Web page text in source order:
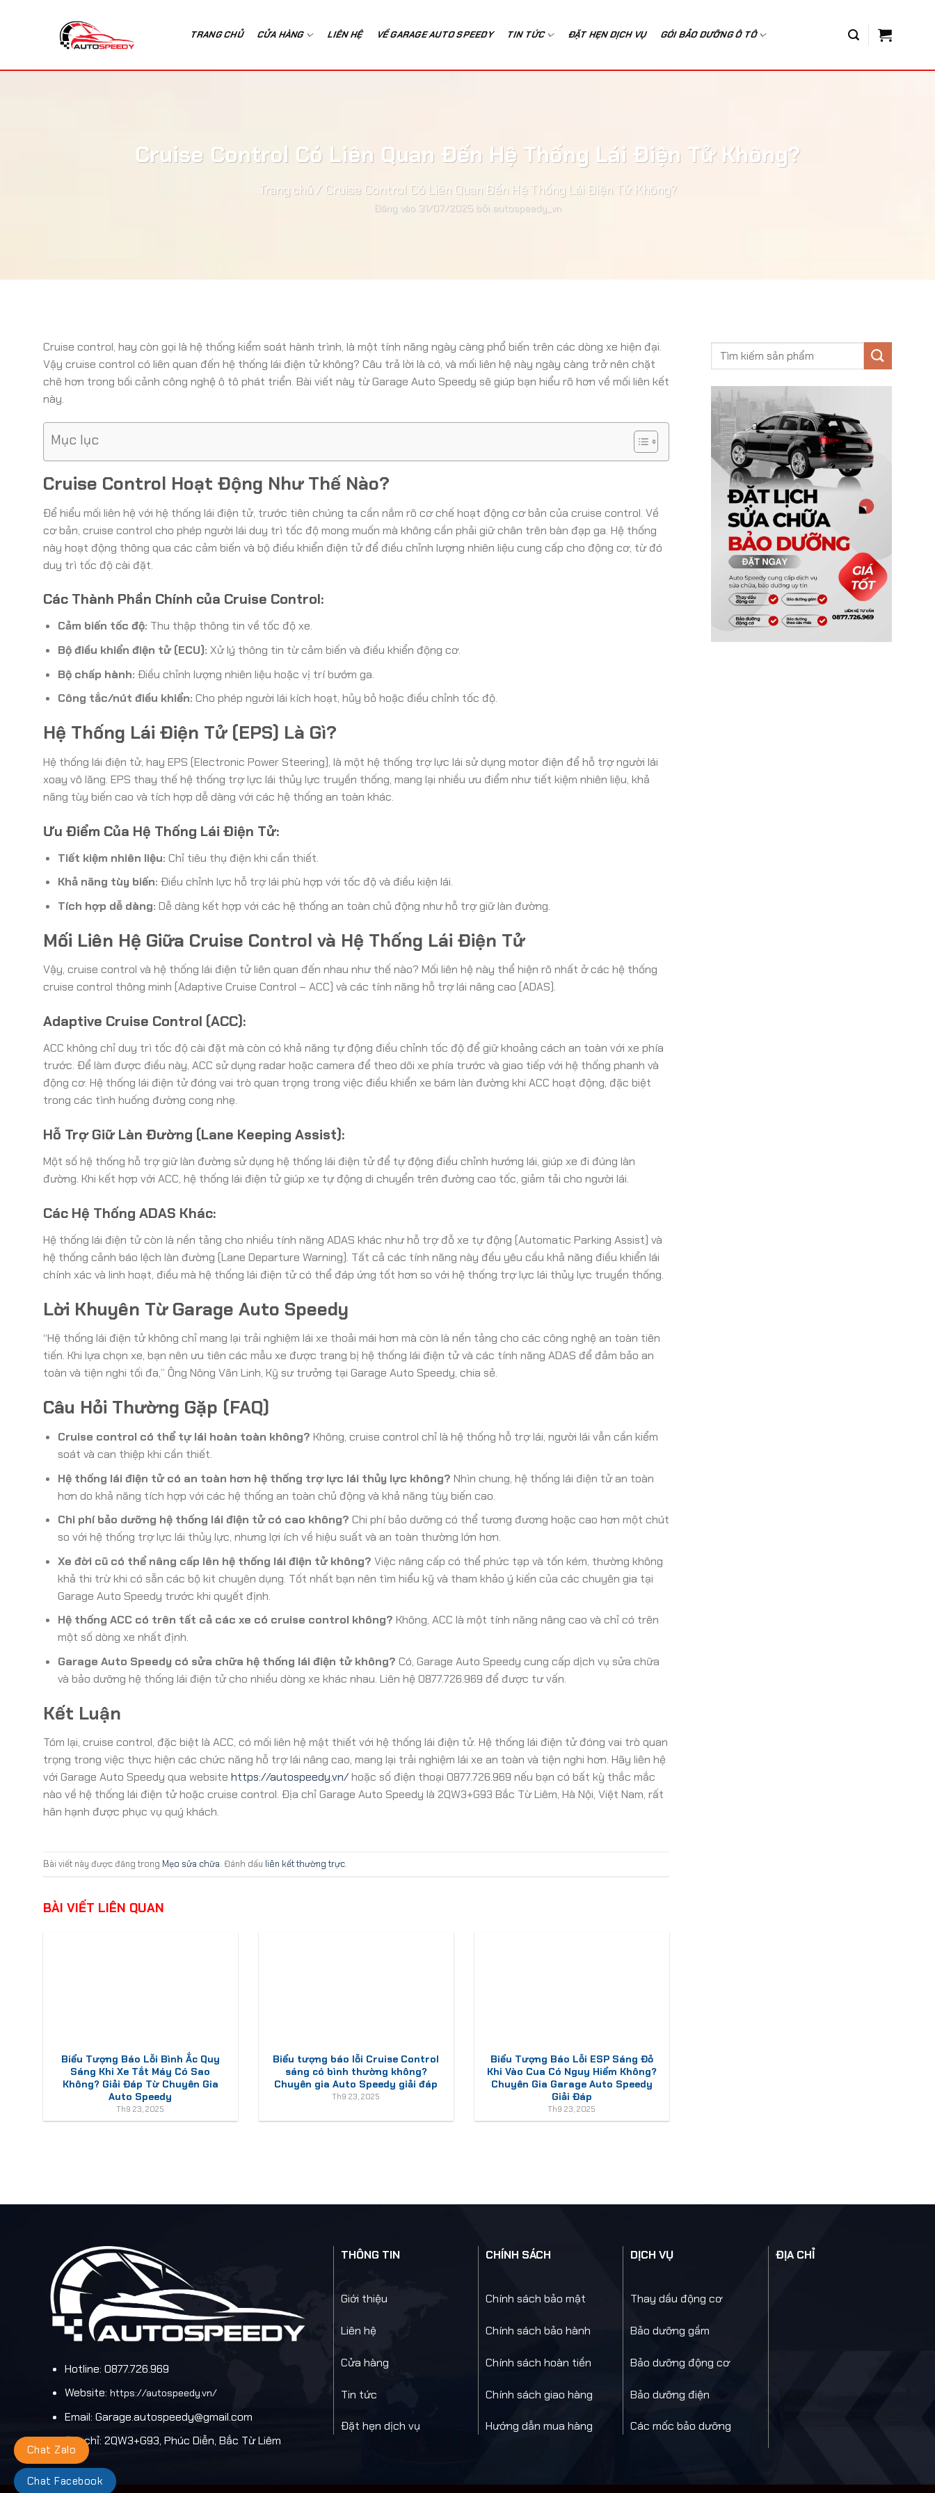
TRANG CHỦ CỬA HÀNG LIÊN HỆ VỀ GARAGE AUTO SPEEDY TIN TỨC ĐẶT HẸN DỊCH VỤ GÓI BẢO DƯỠNG Ô TÔ
Cruise Control Có Liên Quan Đến Hệ Thống Lái Điện Tử Không?
Trang chủ/ Cruise Control Có Liên Quan Đến Hệ Thống Lái Điện Tử Không?
Đăng vào 31/07/2025 bởi autospeedy_vn
Cruise control, hay còn gọi là hệ thống kiểm soát hành trình, là một tính năng ngày càng phổ biến trên các dòng xe hiện đại.
Vậy cruise control có liên quan đến hệ thống lái điện tử không? Câu trả lời là có, và mối liên hệ này ngày càng trở nên chặt
chẽ hơn trong bối cảnh công nghệ ô tô phát triển. Bài viết này từ Garage Auto Speedy sẽ giúp bạn hiểu rõ hơn về mối liên kết
này.
Mục lục
Cruise Control Hoạt Động Như Thế Nào?
Để hiểu mối liên hệ với hệ thống lái điện tử, trước tiên chúng ta cần nắm rõ cơ chế hoạt động cơ bản của cruise control. Về
cơ bản, cruise control cho phép người lái duy trì tốc độ mong muốn mà không cần phải giữ chân trên bàn đạp ga. Hệ thống
này hoạt động thông qua các cảm biến và bộ điều khiển điện tử để điều chỉnh lượng nhiên liệu cung cấp cho động cơ, từ đó
duy trì tốc độ cài đặt.
Các Thành Phần Chính của Cruise Control:
Cảm biến tốc độ: Thu thập thông tin về tốc độ xe.
Bộ điều khiển điện tử (ECU): Xử lý thông tin từ cảm biến và điều khiển động cơ.
Bộ chấp hành: Điều chỉnh lượng nhiên liệu hoặc vị trí bướm ga.
Công tắc/nút điều khiển: Cho phép người lái kích hoạt, hủy bỏ hoặc điều chỉnh tốc độ.
Hệ Thống Lái Điện Tử (EPS) Là Gì?
Hệ thống lái điện tử, hay EPS (Electronic Power Steering), là một hệ thống trợ lực lái sử dụng motor điện để hỗ trợ người lái
xoay vô lăng. EPS thay thế hệ thống trợ lực lái thủy lực truyền thống, mang lại nhiều ưu điểm như tiết kiệm nhiên liệu, khả
năng tùy biến cao và tích hợp dễ dàng với các hệ thống an toàn khác.
Ưu Điểm Của Hệ Thống Lái Điện Tử:
Tiết kiệm nhiên liệu: Chỉ tiêu thụ điện khi cần thiết.
Khả năng tùy biến: Điều chỉnh lực hỗ trợ lái phù hợp với tốc độ và điều kiện lái.
Tích hợp dễ dàng: Dễ dàng kết hợp với các hệ thống an toàn chủ động như hỗ trợ giữ làn đường.
Mối Liên Hệ Giữa Cruise Control và Hệ Thống Lái Điện Tử
Vậy, cruise control và hệ thống lái điện tử liên quan đến nhau như thế nào? Mối liên hệ này thể hiện rõ nhất ở các hệ thống
cruise control thông minh (Adaptive Cruise Control – ACC) và các tính năng hỗ trợ lái nâng cao (ADAS).
Adaptive Cruise Control (ACC):
ACC không chỉ duy trì tốc độ cài đặt mà còn có khả năng tự động điều chỉnh tốc độ để giữ khoảng cách an toàn với xe phía
trước. Để làm được điều này, ACC sử dụng radar hoặc camera để theo dõi xe phía trước và giao tiếp với hệ thống phanh và
động cơ. Hệ thống lái điện tử đóng vai trò quan trọng trong việc điều khiển xe bám làn đường khi ACC hoạt động, đặc biệt
trong các tình huống đường cong nhẹ.
Hỗ Trợ Giữ Làn Đường (Lane Keeping Assist):
Một số hệ thống hỗ trợ giữ làn đường sử dụng hệ thống lái điện tử để tự động điều chỉnh hướng lái, giúp xe đi đúng làn
đường. Khi kết hợp với ACC, hệ thống lái điện tử giúp xe tự động di chuyển trên đường cao tốc, giảm tải cho người lái.
Các Hệ Thống ADAS Khác:
Hệ thống lái điện tử còn là nền tảng cho nhiều tính năng ADAS khác như hỗ trợ đỗ xe tự động (Automatic Parking Assist) và
hệ thống cảnh báo lệch làn đường (Lane Departure Warning). Tất cả các tính năng này đều yêu cầu khả năng điều khiển lái
chính xác và linh hoạt, điều mà hệ thống lái điện tử có thể đáp ứng tốt hơn so với hệ thống trợ lực lái thủy lực truyền thống.
Lời Khuyên Từ Garage Auto Speedy
“Hệ thống lái điện tử không chỉ mang lại trải nghiệm lái xe thoải mái hơn mà còn là nền tảng cho các công nghệ an toàn tiên
tiến. Khi lựa chọn xe, bạn nên ưu tiên các mẫu xe được trang bị hệ thống lái điện tử và các tính năng ADAS để đảm bảo an
toàn và tiện nghi tối đa,” Ông Nông Văn Linh, Kỹ sư trưởng tại Garage Auto Speedy, chia sẻ.
Câu Hỏi Thường Gặp (FAQ)
Cruise control có thể tự lái hoàn toàn không? Không, cruise control chỉ là hệ thống hỗ trợ lái, người lái vẫn cần kiểm
soát và can thiệp khi cần thiết.
Hệ thống lái điện tử có an toàn hơn hệ thống trợ lực lái thủy lực không? Nhìn chung, hệ thống lái điện tử an toàn
hơn do khả năng tích hợp với các hệ thống an toàn chủ động và khả năng tùy biến cao.
Chi phí bảo dưỡng hệ thống lái điện tử có cao không? Chi phí bảo dưỡng có thể tương đương hoặc cao hơn một chút
so với hệ thống trợ lực lái thủy lực, nhưng lợi ích về hiệu suất và an toàn thường lớn hơn.
Xe đời cũ có thể nâng cấp lên hệ thống lái điện tử không? Việc nâng cấp có thể phức tạp và tốn kém, thường không
khả thi trừ khi có sẵn các bộ kit chuyên dụng. Tốt nhất bạn nên tìm hiểu kỹ và tham khảo ý kiến của các chuyên gia tại
Garage Auto Speedy trước khi quyết định.
Hệ thống ACC có trên tất cả các xe có cruise control không? Không, ACC là một tính năng nâng cao và chỉ có trên
một số dòng xe nhất định.
Garage Auto Speedy có sửa chữa hệ thống lái điện tử không? Có, Garage Auto Speedy cung cấp dịch vụ sửa chữa
và bảo dưỡng hệ thống lái điện tử cho nhiều dòng xe khác nhau. Liên hệ 0877.726.969 để được tư vấn.
Kết Luận
Tóm lại, cruise control, đặc biệt là ACC, có mối liên hệ mật thiết với hệ thống lái điện tử. Hệ thống lái điện tử đóng vai trò quan
trọng trong việc thực hiện các chức năng hỗ trợ lái nâng cao, mang lại trải nghiệm lái xe an toàn và tiện nghi hơn. Hãy liên hệ
với Garage Auto Speedy qua website https://autospeedy.vn/hoặc số điện thoại 0877.726.969 nếu bạn có bất kỳ thắc mắc
nào về hệ thống lái điện tử hoặc cruise control. Địa chỉ Garage Auto Speedy là 2QW3+G93 Bắc Từ Liêm, Hà Nội, Việt Nam, rất
hân hạnh được phục vụ quý khách.
Bài viết này được đăng trong Mẹo sửa chữa. Đánh dấu liên kết thường trực.
BÀI VIẾT LIÊN QUAN
Biểu Tượng Báo Lỗi Bình Ắc Quy
Sáng Khi Xe Tắt Máy Có Sao
Không? Giải Đáp Từ Chuyên Gia
Auto Speedy
Th9 23, 2025
Biểu tượng báo lỗi Cruise Control
sáng có bình thường không?
Chuyên gia Auto Speedy giải đáp
Th9 23, 2025
Biểu Tượng Báo Lỗi ESP Sáng Đỏ
Khi Vào Cua Có Nguy Hiểm Không?
Chuyên Gia Garage Auto Speedy
Giải Đáp
Th9 23, 2025
Hotline: 0877.726.969
Website: https://autospeedy.vn/
Email: Garage.autospeedy@gmail.com
Địa chỉ: 2QW3+G93, Phúc Diễn, Bắc Từ Liêm
THÔNG TIN
Giới thiệu
Liên hệ
Cửa hàng
Tin tức
Đặt hẹn dịch vụ
CHÍNH SÁCH
Chính sách bảo mật
Chính sách bảo hành
Chính sách hoàn tiền
Chính sách giao hàng
Hướng dẫn mua hàng
DỊCH VỤ
Thay dầu động cơ
Bảo dưỡng gầm
Bảo dưỡng động cơ
Bảo dưỡng điện
Các mốc bảo dưỡng
ĐỊA CHỈ
Chat Zalo
Chat Facebook